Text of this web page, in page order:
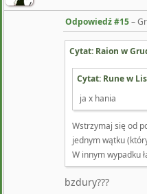
Odpowiedź #15–
Cytat: Raion w
Cytat: Rune w
ja x hania
Wstrzymaj się od
jednym wątku
W innym wypadku
bzdury???